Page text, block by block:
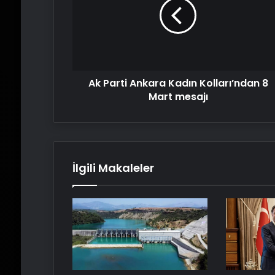
Ak Parti Ankara Kadın Kolları’ndan 8
Mart mesajı
İlgili Makaleler